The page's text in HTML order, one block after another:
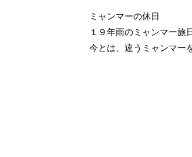
ミャンマーの休日
１９年雨のミャンマー旅
今とは、違うミャンマー